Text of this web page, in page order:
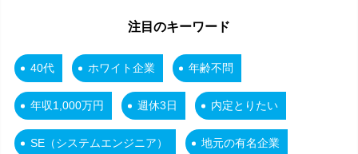
注目のキーワード
40代 ホワイト企業 年齢不問
年収1,000万円 週休3日 内定とりたい
SE（システムエンジニア） 地元の有名企業